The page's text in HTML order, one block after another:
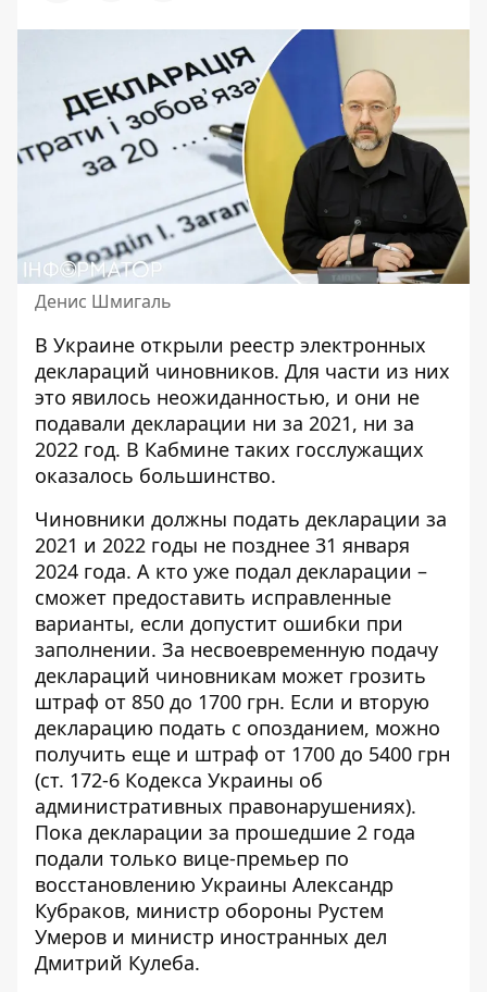
Денис Шмигаль
В Украине открыли реестр электронных
деклараций чиновников. Для части из них
это явилось неожиданностью, и они не
подавали декларации ни за 2021, ни за
2022 год. В Кабмине таких госслужащих
оказалось большинство.
Чиновники должны подать декларации за
2021 и 2022 годы не позднее 31 января
2024 года. А кто уже подал декларации –
сможет предоставить исправленные
варианты, если допустит ошибки при
заполнении. За несвоевременную подачу
деклараций чиновникам может грозить
штраф от 850 до 1700 грн. Если и вторую
декларацию подать с опозданием, можно
получить еще и штраф от 1700 до 5400 грн
(ст. 172-6 Кодекса Украины об
административных правонарушениях).
Пока декларации за прошедшие 2 года
подали только вице-премьер по
восстановлению Украины Александр
Кубраков, министр обороны Рустем
Умеров и министр иностранных дел
Дмитрий Кулеба.